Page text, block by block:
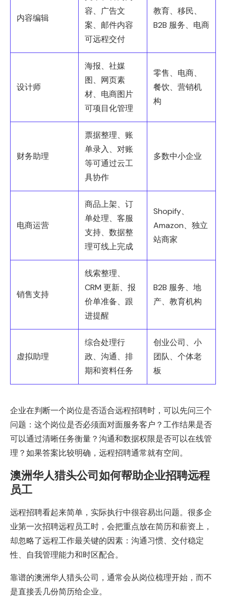
内容编辑
容、广告文
案、邮件内容
可远程交付
教育、移民、
B2B 服务、电商
设计师
海报、社媒
图、网页素
材、电商图片
可项目化管理
零售、电商、
餐饮、营销机
构
财务助理
票据整理、账
单录入、对账
等可通过云工
具协作
多数中小企业
电商运营
商品上架、订
单处理、客服
支持、数据整
理可线上完成
Shopify、
Amazon、独立
站商家
销售支持
线索整理、
CRM 更新、报
价单准备、跟
进提醒
B2B 服务、地
产、教育机构
虚拟助理
综合处理行
政、沟通、排
期和资料任务
创业公司、小
团队、个体老
板
企业在判断一个岗位是否适合远程招聘时，可以先问三个
问题：这个岗位是否必须面对面服务客户？工作结果是否
可以通过清晰任务衡量？沟通和数据权限是否可以在线管
理？如果答案比较明确，远程招聘通常就有空间。
澳洲华人猎头公司如何帮助企业招聘远程
员工
远程招聘看起来简单，实际执行中很容易出问题。很多企
业第一次招聘远程员工时，会把重点放在简历和薪资上，
却忽略了远程工作最关键的因素：沟通习惯、交付稳定
性、自我管理能力和时区配合。
靠谱的澳洲华人猎头公司，通常会从岗位梳理开始，而不
是直接丢几份简历给企业。